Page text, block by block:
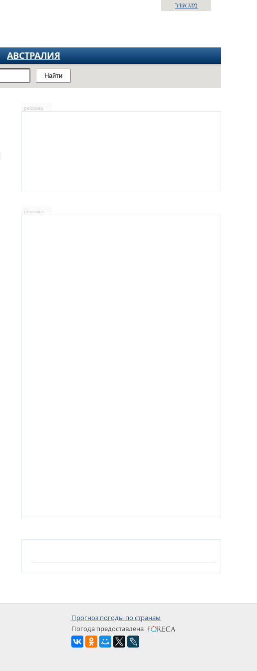
Найти
מזג אוויר
АВСТРАЛИЯ
реклама
реклама
Прогноз погоды по странам
Погода предоставлена